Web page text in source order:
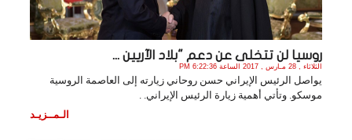
روسيا لن تتخلى عن دعم "بلاد الآريين ...
الثلاثاء , 28 مـارس , 2017 الساعة 6:22:36 PM
يواصل الرئيس الإيراني حسن روحاني زيارته إلى العاصمة الروسية
موسكو. وتأتي أهمية زيارة الرئيس الإيراني. .
الـمــزيـد